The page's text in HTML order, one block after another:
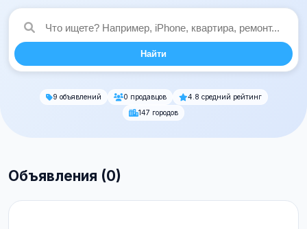
Найти
9 объявлений 0 продавцов
4.8 средний рейтинг
147 городов
Объявления (0)